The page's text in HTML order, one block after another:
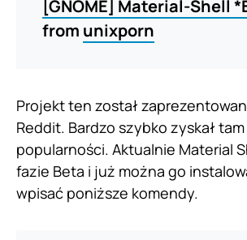
[GNOME] Material-Shell
from unixporn
Projekt ten został
Reddit. Bardzo szybko zyskał
popularności. Aktualnie Material
fazie Beta i już można go
wpisać poniższe komendy.